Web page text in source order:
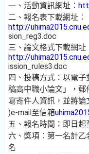
一、活動資訊網址：
二、報名表下載網址：
http://
sion_reg3.doc
三、論文格式下載網址
http://
ission_rules3.doc
四、投稿方式：以電
稿高中職小論文」，
寫寄件人資訊，並將
)e-mail至信箱
五、報名時間：即日起
六、獎項：第一名計
名